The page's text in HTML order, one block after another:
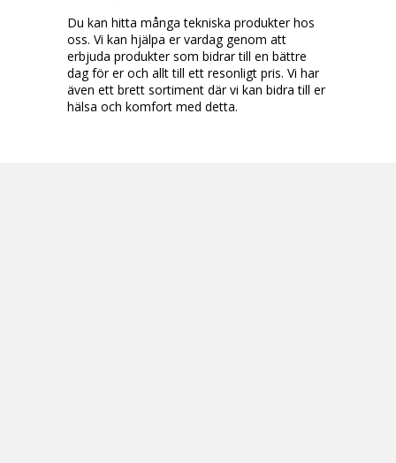
Du kan hitta många tekniska produkter hos
oss. Vi kan hjälpa er vardag genom att
erbjuda produkter som bidrar till en bättre
dag för er och allt till ett resonligt pris. Vi har
även ett brett sortiment där vi kan bidra till er
hälsa och komfort med detta.